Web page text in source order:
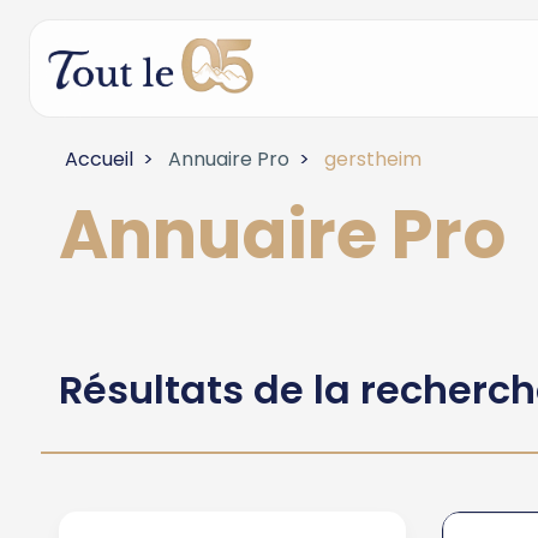
Accueil Annuaire Pro gerstheim
Annuaire Pro
Résultats de la